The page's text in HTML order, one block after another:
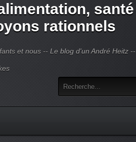
santé
rationnels
et nous -- Le blog d'un André Heitz --